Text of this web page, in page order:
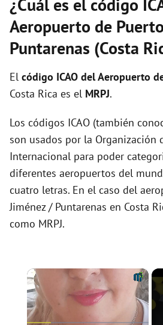
¿Cuál es el código
Aeropuerto de
Puntarenas (Costa
El código ICAO delAeropuerto
Costa Rica es el MRPJ.
Los códigos ICAO (también
son usados por la Organización
Internacional para poder
diferentes aeropuertos del
cuatro letras. En el caso del
Jiménez / Puntarenas en Costa
como MRPJ.
×